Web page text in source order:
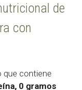
de
con
que contiene
0 gramos